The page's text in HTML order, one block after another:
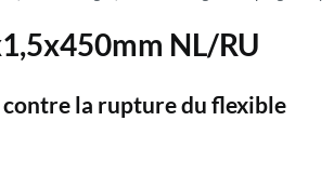
NL/RU
la rupture du flexible